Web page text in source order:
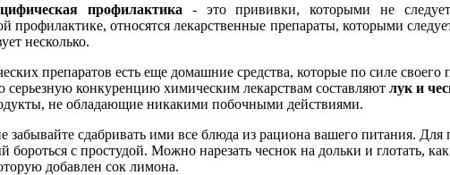
профилактика - это прививки, которыми не
профилактике, относятся лекарственные препараты, которыми
несколько.
препаратов есть еще домашние средства, которые по силе
конкуренцию химическим лекарствам составляют лук и
не обладающие никакими побочными действиями.
забывайте сдабривать ими все блюда из рациона вашего питания.
с простудой. Можно нарезать чеснок на дольки и глотать,
добавлен сок лимона.